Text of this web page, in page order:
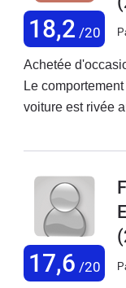
18,2 /20
Achetée
Le
voiture est rivée
d'enchaîner les
l'extérieur ...-
cherche
Le châssis est
courbes. ESP
équipements
17,6 /20